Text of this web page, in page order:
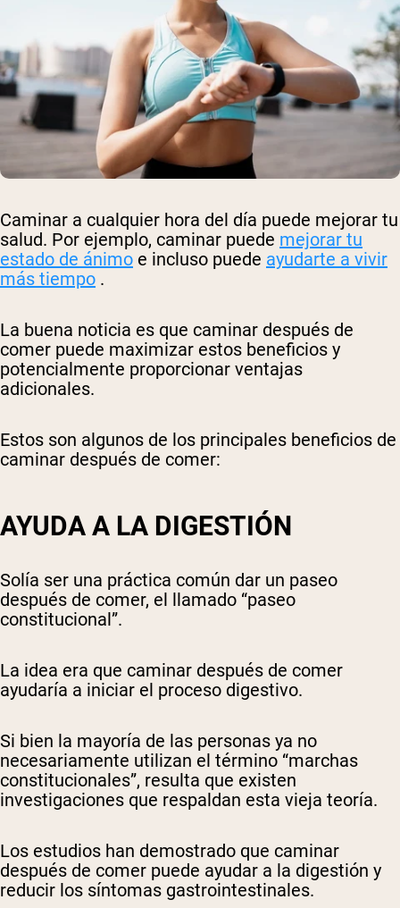
Caminar a cualquier hora del día puede mejorar tu
salud. Por ejemplo, caminar puede mejorar tu
estado de ánimo e incluso puede ayudarte a vivir
más tiempo .
La buena noticia es que caminar después de
comer puede maximizar estos beneficios y
potencialmente proporcionar ventajas
adicionales.
Estos son algunos de los principales beneficios de
caminar después de comer:
AYUDA A LA DIGESTIÓN
Solía ​​ser una práctica común dar un paseo
después de comer, el llamado “paseo
constitucional”.
La idea era que caminar después de comer
ayudaría a iniciar el proceso digestivo.
Si bien la mayoría de las personas ya no
necesariamente utilizan el término “marchas
constitucionales”, resulta que existen
investigaciones que respaldan esta vieja teoría.
Los estudios han demostrado que caminar
después de comer puede ayudar a la digestión y
reducir los síntomas gastrointestinales.